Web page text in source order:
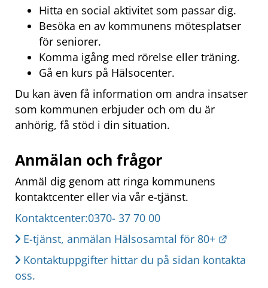
Hitta en social aktivitet som passar dig.
Besöka en av kommunens mötesplatser
för seniorer.
Komma igång med rörelse eller träning.
Gå en kurs på Hälsocenter.
Du kan även få information om andra insatser
som kommunen erbjuder och om du är
anhörig, få stöd i din situation.
Anmälan och frågor
Anmäl dig genom att ringa kommunens
kontaktcenter eller via vår e-tjänst.
Kontaktcenter:0370- 37 70 00
E-tjänst, anmälan Hälsosamtal för 80+
Kontaktuppgifter hittar du på sidan kontakta
oss.